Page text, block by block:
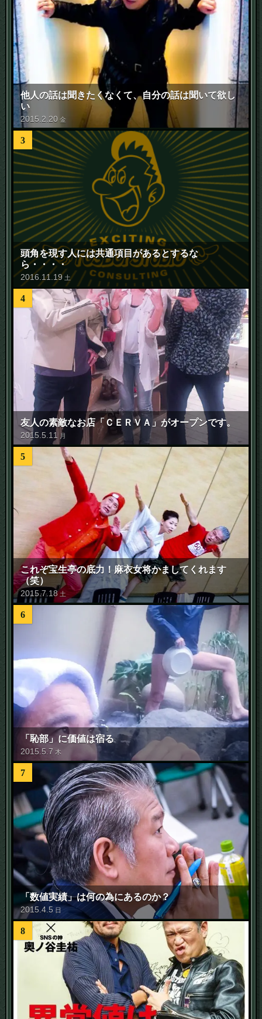
他人の話は聞きたくなくて、自分の話は聞いて欲し
い
2015 2 20 金
3
頭角を現す人には共通項目があるとするな
ら・・・・
2016 11 19 土
4
友人の素敵なお店「ＣＥＲＶＡ」がオープンです。
2015 5 11 月
5
これぞ宝生亭の底力！麻衣女将かましてくれます
（笑）
2015.7. 18 土
6
「恥部」に価値は宿る
2015 5 .7 木
7
「数値実績」は何の為にあるのか？
2015.4.5 日
8